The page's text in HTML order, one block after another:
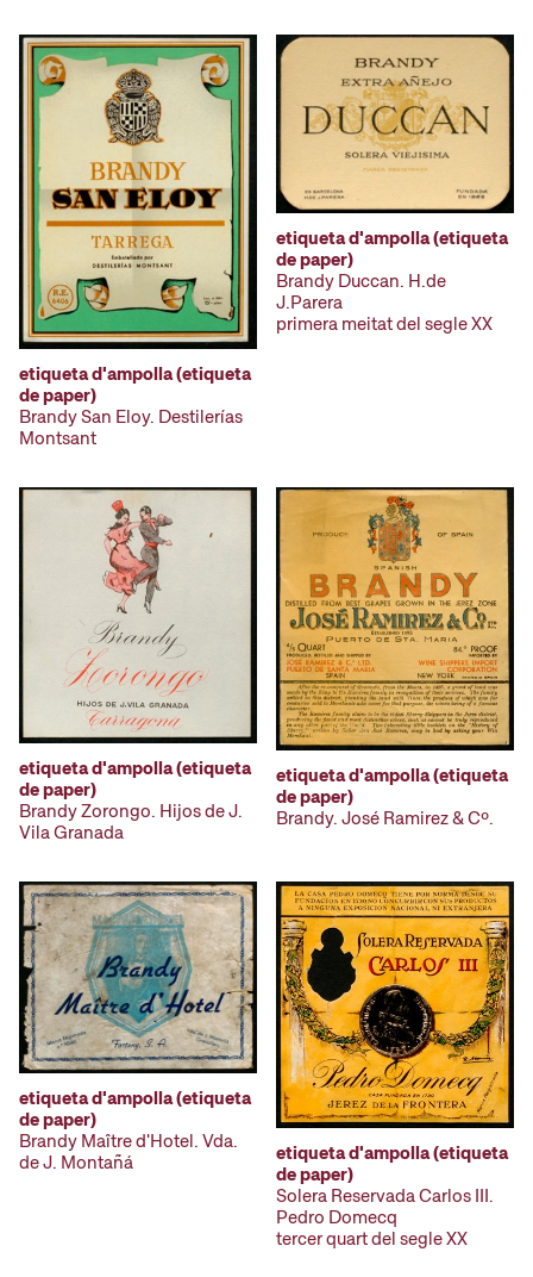
etiqueta d'ampolla (etiqueta
de paper)
Brandy San Eloy. Destilerías
Montsant
etiqueta d'ampolla (etiqueta
de paper)
Brandy Duccan. H.de
J.Parera
primera meitat del segle XX
etiqueta d'ampolla (etiqueta
de paper)
Brandy Zorongo. Hijos de J.
Vila Granada
etiqueta d'ampolla (etiqueta
de paper)
Brandy. José Ramirez & Cº.
etiqueta d'ampolla (etiqueta
de paper)
Brandy Maître d'Hotel. Vda.
de J. Montañá
etiqueta d'ampolla (etiqueta
de paper)
Solera Reservada Carlos III.
Pedro Domecq
tercer quart del segle XX